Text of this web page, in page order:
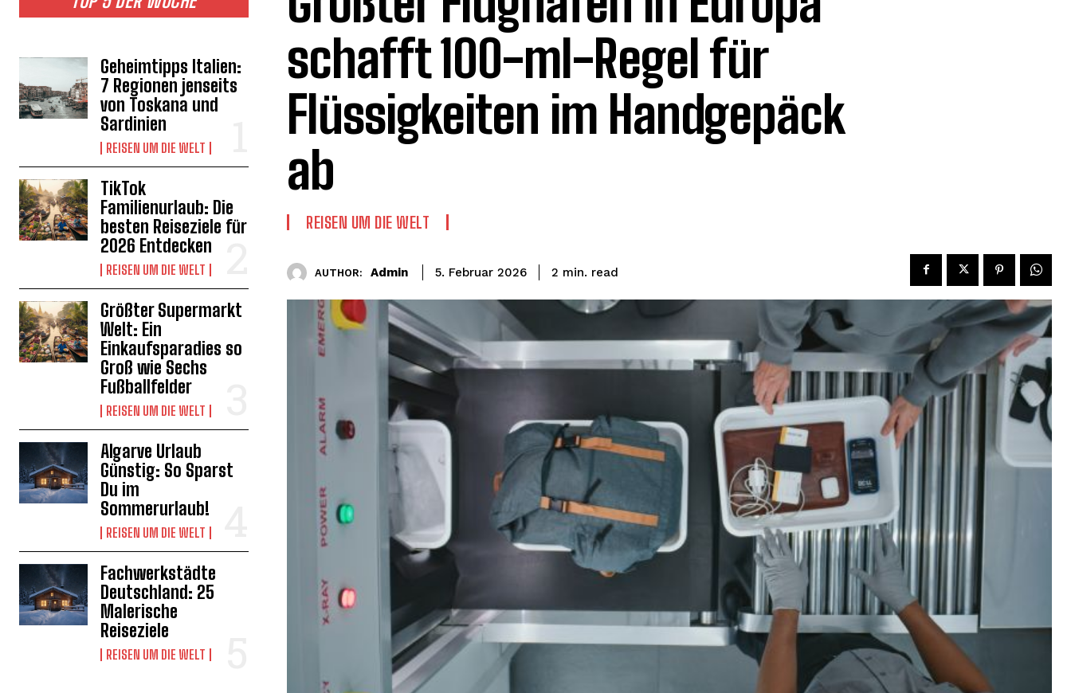
Geheimtipps Italien:
7 Regionen jenseits
von Toskana und
Sardinien
REISEN UM DIE WELT
TikTok
Familienurlaub: Die
besten Reiseziele für
2026 Entdecken
REISEN UM DIE WELT
Größter Supermarkt
Welt: Ein
Einkaufsparadies so
Groß wie Sechs
Fußballfelder
REISEN UM DIE WELT
Algarve Urlaub
Günstig: So Sparst
Du im
Sommerurlaub!
REISEN UM DIE WELT
Fachwerkstädte
Deutschland: 25
Malerische
Reiseziele
REISEN UM DIE WELT
schafft 100-ml-Regel für
Flüssigkeiten im Handgepäck
ab
REISEN UM DIE WELT
AUTHOR: Admin 5. Februar 2026 2 min. read